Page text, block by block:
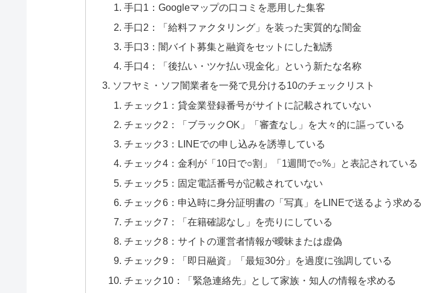
手口1：Googleマップの口コミを悪用した集客
手口2：「給料ファクタリング」を装った実質的な闇金
手口3：闇バイト募集と融資をセットにした勧誘
手口4：「後払い・ツケ払い現金化」という新たな名称
ソフヤミ・ソフ闇業者を一発で見分ける10のチェックリスト
チェック1：貸金業登録番号がサイトに記載されていない
チェック2：「ブラックOK」「審査なし」を大々的に謳っている
チェック3：LINEでの申し込みを誘導している
チェック4：金利が「10日で○割」「1週間で○%」と表記されている
チェック5：固定電話番号が記載されていない
チェック6：申込時に身分証明書の「写真」をLINEで送るよう求める
チェック7：「在籍確認なし」を売りにしている
チェック8：サイトの運営者情報が曖昧または虚偽
チェック9：「即日融資」「最短30分」を過度に強調している
チェック10：「緊急連絡先」として家族・知人の情報を求める